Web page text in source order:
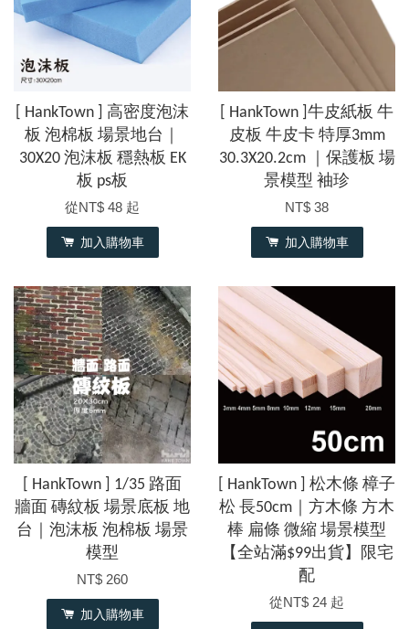
[ HankTown ] 高密度泡沫
板 泡棉板 場景地台｜
30X20 泡沫板 穩熱板 EK
板 ps板
從NT$ 48 起
加入購物車
[ HankTown ]牛皮紙板 牛
皮板 牛皮卡 特厚3mm
30.3X20.2cm ｜保護板 場
景模型 袖珍
NT$ 38
加入購物車
[ HankTown ] 1/35 路面
牆面 磚紋板 場景底板 地
台｜泡沫板 泡棉板 場景
模型
NT$ 260
加入購物車
[ HankTown ] 松木條 樟子
松 長50cm｜方木條 方木
棒 扁條 微縮 場景模型
【全站滿$99出貨】限宅
配
從NT$ 24 起